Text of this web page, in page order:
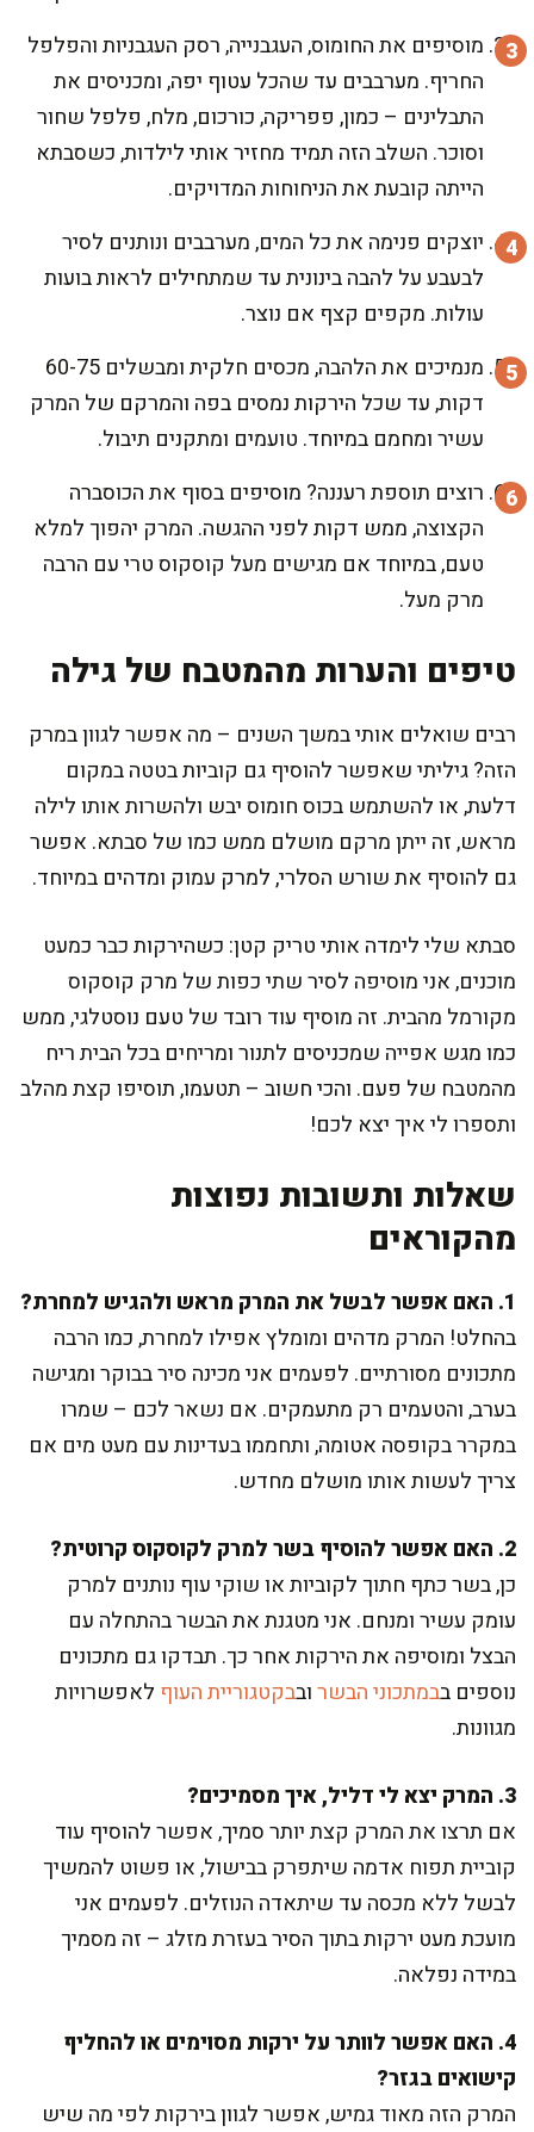
מוסיפים את החומוס, העגבנייה, רסק העגבניות והפלפל
החריף. מערבבים עד שהכל עטוף יפה, ומכניסים את
התבלינים – כמון, פפריקה, כורכום, מלח, פלפל שחור
וסוכר. השלב הזה תמיד מחזיר אותי לילדות, כשסבתא
הייתה קובעת את הניחוחות המדויקים.
יוצקים פנימה את כל המים, מערבבים ונותנים לסיר
לבעבע על להבה בינונית עד שמתחילים לראות בועות
עולות. מקפים קצף אם נוצר.
מנמיכים את הלהבה, מכסים חלקית ומבשלים 60-75
דקות, עד שכל הירקות נמסים בפה והמרקם של המרק
עשיר ומחמם במיוחד. טועמים ומתקנים תיבול.
רוצים תוספת רעננה? מוסיפים בסוף את הכוסברה
הקצוצה, ממש דקות לפני ההגשה. המרק יהפוך למלא
טעם, במיוחד אם מגישים מעל קוסקוס טרי עם הרבה
מרק מעל.
טיפים והערות מהמטבח של גילה
רבים שואלים אותי במשך השנים – מה אפשר לגוון במרק
הזה? גיליתי שאפשר להוסיף גם קוביות בטטה במקום
דלעת, או להשתמש בכוס חומוס יבש ולהשרות אותו לילה
מראש, זה ייתן מרקם מושלם ממש כמו של סבתא. אפשר
גם להוסיף את שורש הסלרי, למרק עמוק ומדהים במיוחד.
סבתא שלי לימדה אותי טריק קטן: כשהירקות כבר כמעט
מוכנים, אני מוסיפה לסיר שתי כפות של מרק קוסקוס
מקורמל מהבית. זה מוסיף עוד רובד של טעם נוסטלגי, ממש
כמו מגש אפייה שמכניסים לתנור ומריחים בכל הבית ריח
מהמטבח של פעם. והכי חשוב – תטעמו, תוסיפו קצת מהלב
ותספרו לי איך יצא לכם!
שאלות ותשובות נפוצות
מהקוראים
1. האם אפשר לבשל את המרק מראש ולהגיש למחרת?
בהחלט! המרק מדהים ומומלץ אפילו למחרת, כמו הרבה
מתכונים מסורתיים. לפעמים אני מכינה סיר בבוקר ומגישה
בערב, והטעמים רק מתעמקים. אם נשאר לכם – שמרו
במקרר בקופסה אטומה, ותחממו בעדינות עם מעט מים אם
צריך לעשות אותו מושלם מחדש.
2. האם אפשר להוסיף בשר למרק לקוסקוס קרוטית?
כן, בשר כתף חתוך לקוביות או שוקי עוף נותנים למרק
עומק עשיר ומנחם. אני מטגנת את הבשר בהתחלה עם
הבצל ומוסיפה את הירקות אחר כך. תבדקו גם מתכונים
נוספים בבמתכוני הבשרובבקטגוריית העוף לאפשרויות
מגוונות.
3. המרק יצא לי דליל, איך מסמיכים?
אם תרצו את המרק קצת יותר סמיך, אפשר להוסיף עוד
קוביית תפוח אדמה שיתפרק בבישול, או פשוט להמשיך
לבשל ללא מכסה עד שיתאדה הנוזלים. לפעמים אני
מועכת מעט ירקות בתוך הסיר בעזרת מזלג – זה מסמיך
במידה נפלאה.
4. האם אפשר לוותר על ירקות מסוימים או להחליף
קישואים בגזר?
המרק הזה מאוד גמיש, אפשר לגוון בירקות לפי מה שיש